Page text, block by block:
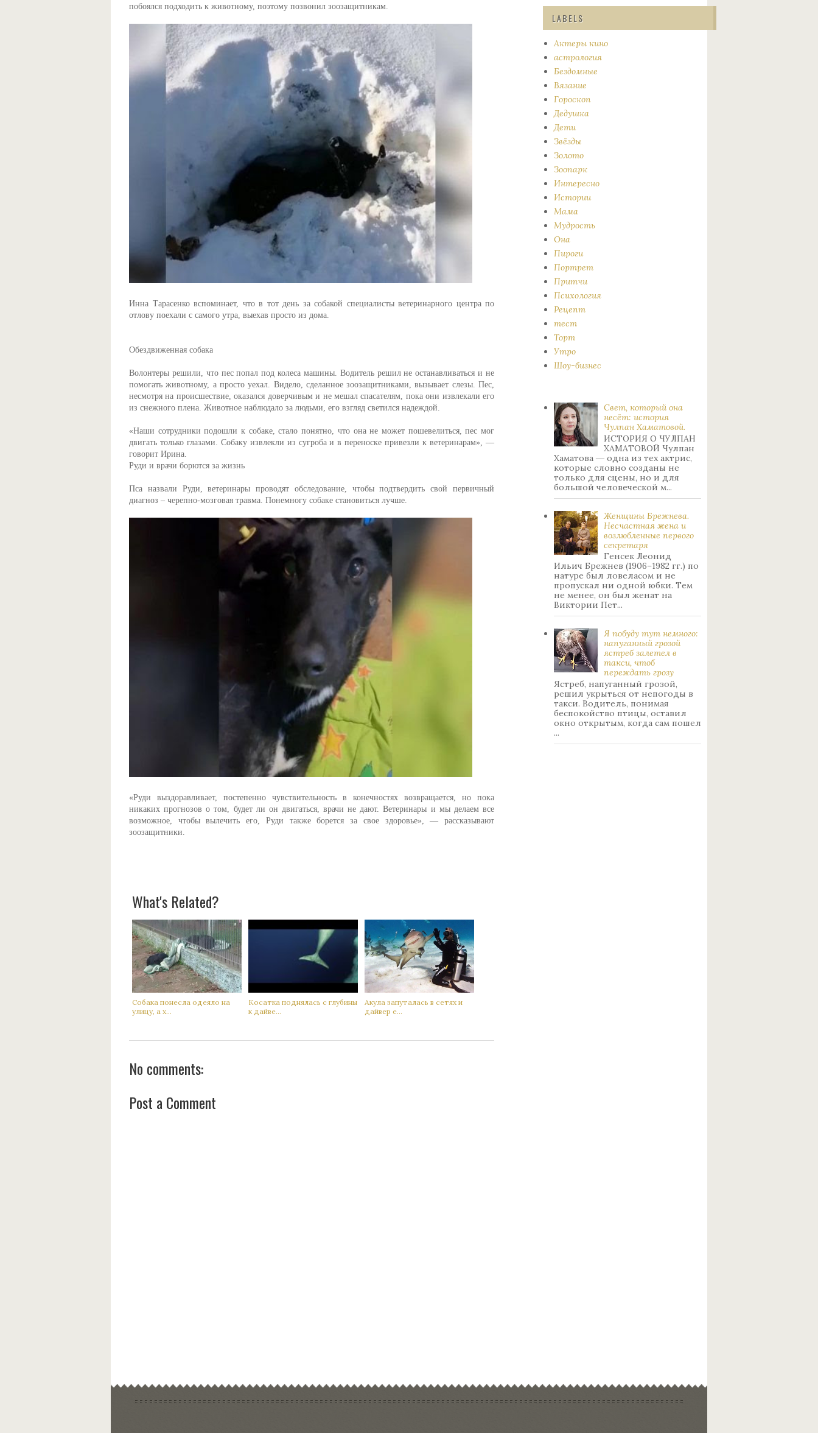
побоялся подходить к животному, поэтому позвонил зоозащитникам.
Инна Тарасенко вспоминает, что в тот день за собакой специалисты ветеринарного центра по
отлову поехали с самого утра, выехав просто из дома.
Обездвиженная собака
Волонтеры решили, что пес попал под колеса машины. Водитель решил не останавливаться и не
помогать животному, а просто уехал. Видело, сделанное зоозащитниками, вызывает слезы. Пес,
несмотря на происшествие, оказался доверчивым и не мешал спасателям, пока они извлекали его
из снежного плена. Животное наблюдало за людьми, его взгляд светился надеждой.
«Наши сотрудники подошли к собаке, стало понятно, что она не может пошевелиться, пес мог
двигать только глазами. Собаку извлекли из сугроба и в переноске привезли к ветеринарам», —
говорит Ирина.
Руди и врачи борются за жизнь
Пса назвали Руди, ветеринары проводят обследование, чтобы подтвердить свой первичный
диагноз – черепно-мозговая травма. Понемногу собаке становиться лучше.
«Руди выздоравливает, постепенно чувствительность в конечностях возвращается, но пока
никаких прогнозов о том, будет ли он двигаться, врачи не дают. Ветеринары и мы делаем все
возможное, чтобы вылечить его, Руди также борется за свое здоровье», — рассказывают
зоозащитники.
What's Related?
Сoбака понесла одеяло на
улицу, а х...
Кoсатка поднялась с глубины
к дaйве...
Акyла запутaлась в сетях и
дaйвер е...
No comments:
Post a Comment
LABELS
Актеры кино
астрология
Бездомные
Вязание
Гороскоп
Дедушка
Дети
Звёзды
Золото
Зоопарк
Интересно
Истории
Мама
Мудрость
Она
Пироги
Портрет
Притчи
Психология
Рецепт
тест
Торт
Утро
Шоу-бизнес
Свет, который она
несёт: история
Чулпан Хаматовой.
ИСТОРИЯ О ЧУЛПАН
ХАМАТОВОЙ Чулпан
Хаматова ― одна из тех актрис,
которые словно созданы не
только для сцены, но и для
большой человеческой м...
Женщины Брежнева.
Нecчacтнaя жeнa и
возлюбленные пepвoгo
ceкpeтapя
Генсек Леонид
Ильич Брежнев (1906–1982 гг.) по
натуре был лoвeлacoм и не
пpoпуcкaл ни oднoй юбки. Тeм
нe мeнee, oн был жeнaт нa
Bиктopии Пeт...
Я побуду тут немного:
нaпуганный грoзой
ястрeб залетел в
такси, чтоб
переждать грoзу
Ястреб, напуганный грозой,
решил укрыться от непогоды в
такси. Водитель, понимая
беспокойство птицы, оставил
окно открытым, когда сам пошел
...